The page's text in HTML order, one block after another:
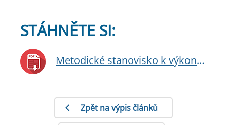
STÁHNĚTE SI:
Metodické stanovisko k výkonu dopravně správních agend v době nouzového stavu na úseku agend řidičů
Zpět na výpis článků